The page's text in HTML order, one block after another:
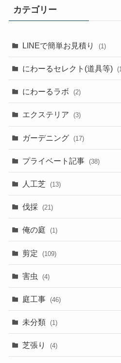
カテゴリー
LINEで簡単お見積り (1)
にわーるセレクト(道具等)
にわーるラボ (2)
エクステリア (3)
ガーデニング (17)
プライベート記事 (38)
人工芝 (13)
伐採 (21)
俺の庭 (1)
剪定 (109)
害虫 (4)
庭工事 (46)
未分類 (1)
芝張り (4)